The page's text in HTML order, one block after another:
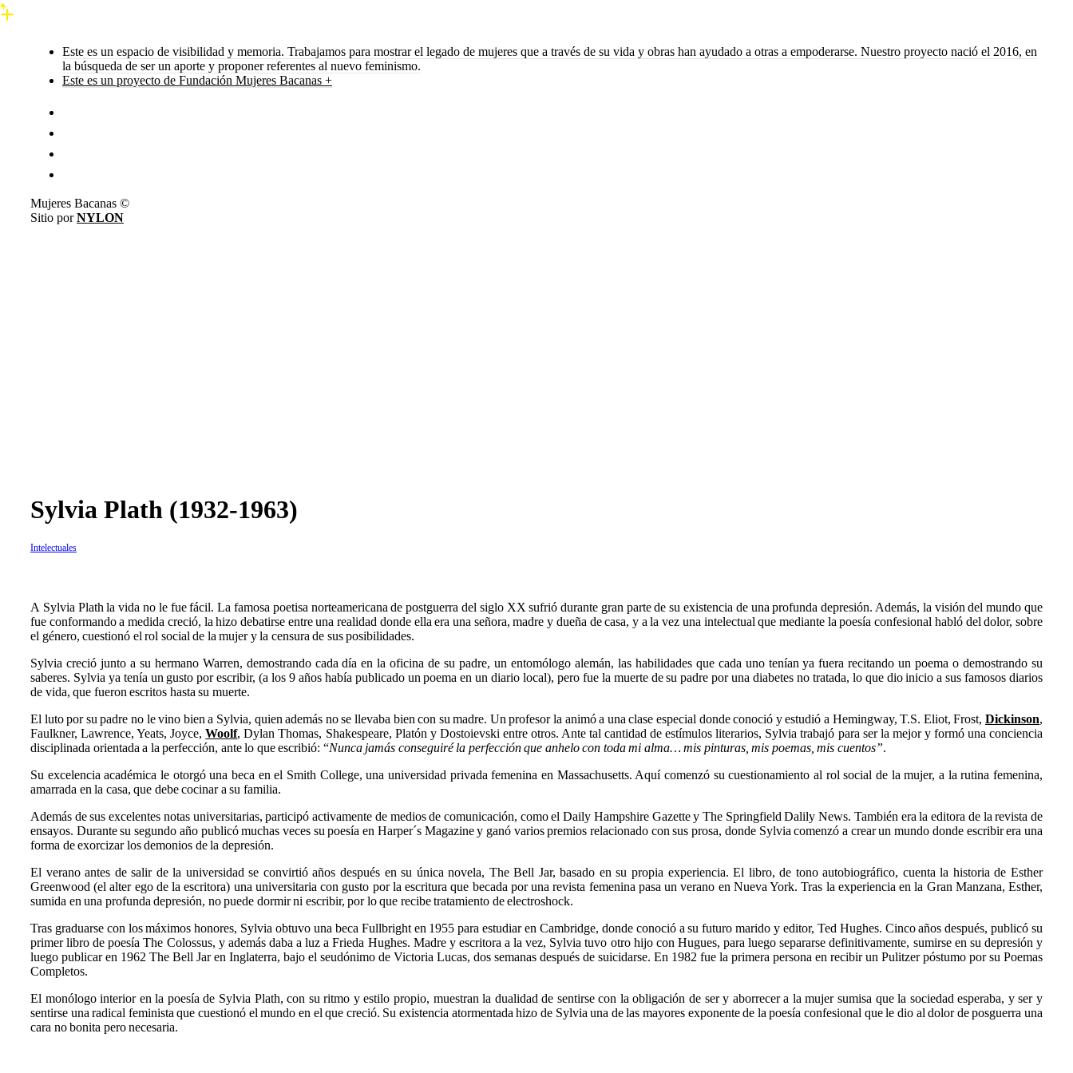
Este es un espacio de visibilidad y memoria. Trabajamos para mostrar el legado de mujeres que a través de su vida y obras han ayudado a otras a empoderarse. Nuestro proyecto nació el 2016, en
la búsqueda de ser un aporte y proponer referentes al nuevo feminismo.
Este es un proyecto de Fundación Mujeres Bacanas +
Mujeres Bacanas ©
Sitio porNYLON
Sylvia Plath (1932-1963)
Intelectuales
A Sylvia Plath la vida no le fue fácil. La famosa poetisa norteamericana de postguerra del siglo XX sufrió durante gran parte de su existencia de una profunda depresión. Además, la visión del mundo que
fue conformando a medida creció, la hizo debatirse entre una realidad donde ella era una señora, madre y dueña de casa, y a la vez una intelectual que mediante la poesía confesional habló del dolor, sobre
el género, cuestionó el rol social de la mujer y la censura de sus posibilidades.
Sylvia creció junto a su hermano Warren, demostrando cada día en la oficina de su padre, un entomólogo alemán, las habilidades que cada uno tenían ya fuera recitando un poema o demostrando su
saberes. Sylvia ya tenía un gusto por escribir, (a los 9 años había publicado un poema en un diario local), pero fue la muerte de su padre por una diabetes no tratada, lo que dio inicio a sus famosos diarios
de vida, que fueron escritos hasta su muerte.
El luto por su padre no le vino bien a Sylvia, quien además no se llevaba bien con su madre. Un profesor la animó a una clase especial donde conoció y estudió a Hemingway, T.S. Eliot, Frost, Dickinson,
Faulkner, Lawrence, Yeats, Joyce,Woolf, Dylan Thomas, Shakespeare, Platón y Dostoievski entre otros. Ante tal cantidad de estímulos literarios, Sylvia trabajó para ser la mejor y formó una conciencia
disciplinada orientada a la perfección, ante lo que escribió: “Nunca jamás conseguiré la perfección que anhelo con toda mi alma… mis pinturas, mis poemas, mis cuentos”.
Su excelencia académica le otorgó una beca en el Smith College, una universidad privada femenina en Massachusetts. Aquí comenzó su cuestionamiento al rol social de la mujer, a la rutina femenina,
amarrada en la casa, que debe cocinar a su familia.
Además de sus excelentes notas universitarias, participó activamente de medios de comunicación, como el Daily Hampshire Gazette y The Springfield Dalily News. También era la editora de la revista de
ensayos. Durante su segundo año publicó muchas veces su poesía en Harper´s Magazine y ganó varios premios relacionado con sus prosa, donde Sylvia comenzó a crear un mundo donde escribir era una
forma de exorcizar los demonios de la depresión.
El verano antes de salir de la universidad se convirtió años después en su única novela, The Bell Jar, basado en su propia experiencia. El libro, de tono autobiográfico, cuenta la historia de Esther
Greenwood (el alter ego de la escritora) una universitaria con gusto por la escritura que becada por una revista femenina pasa un verano en Nueva York. Tras la experiencia en la Gran Manzana, Esther,
sumida en una profunda depresión, no puede dormir ni escribir, por lo que recibe tratamiento de electroshock.
Tras graduarse con los máximos honores, Sylvia obtuvo una beca Fullbright en 1955 para estudiar en Cambridge, donde conoció a su futuro marido y editor, Ted Hughes. Cinco años después, publicó su
primer libro de poesía The Colossus, y además daba a luz a Frieda Hughes. Madre y escritora a la vez, Sylvia tuvo otro hijo con Hugues, para luego separarse definitivamente, sumirse en su depresión y
luego publicar en 1962 The Bell Jar en Inglaterra, bajo el seudónimo de Victoria Lucas, dos semanas después de suicidarse. En 1982 fue la primera persona en recibir un Pulitzer póstumo por su Poemas
Completos.
El monólogo interior en la poesía de Sylvia Plath, con su ritmo y estilo propio, muestran la dualidad de sentirse con la obligación de ser y aborrecer a la mujer sumisa que la sociedad esperaba, y ser y
sentirse una radical feminista que cuestionó el mundo en el que creció. Su existencia atormentada hizo de Sylvia una de las mayores exponente de la poesía confesional que le dio al dolor de posguerra una
cara no bonita pero necesaria.